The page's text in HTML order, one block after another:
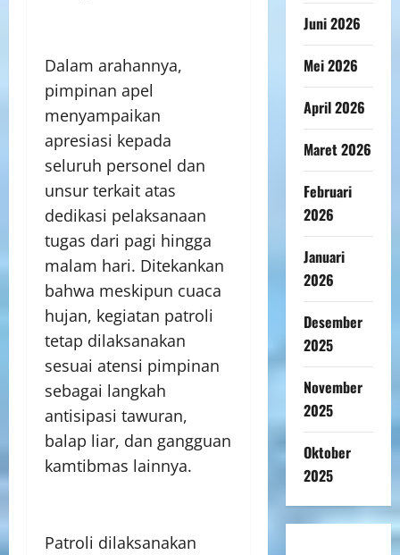
Dalam arahannya,
pimpinan apel
menyampaikan
apresiasi kepada
seluruh personel dan
unsur terkait atas
dedikasi pelaksanaan
tugas dari pagi hingga
malam hari. Ditekankan
bahwa meskipun cuaca
hujan, kegiatan patroli
tetap dilaksanakan
sesuai atensi pimpinan
sebagai langkah
antisipasi tawuran,
balap liar, dan gangguan
kamtibmas lainnya.
Patroli dilaksanakan
Juni 2026
Mei 2026
April 2026
Maret 2026
Februari
2026
Januari
2026
Desember
2025
November
2025
Oktober
2025